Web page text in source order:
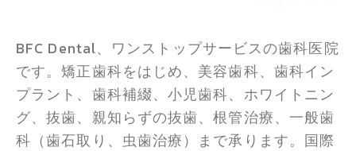
BFC Dental、ワンストップサービスの歯科医院
です。矯正歯科をはじめ、美容歯科、歯科イン
プラント、歯科補綴、小児歯科、ホワイトニン
グ、抜歯、親知らずの抜歯、根管治療、一般歯
科（歯石取り、虫歯治療）まで承ります。国際